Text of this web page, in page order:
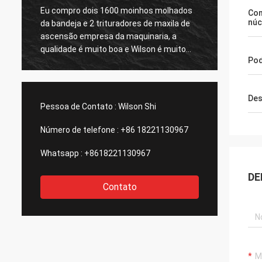
Ascensão a empresa proporcionou-me o
bom serviço da após-venda após ter
comprado sua planta de molho do minério
do ouro, de que é importante para mim,
considerará para comprar a segunda
preço
não
Pessoa de Contato : Wilson Shi
Número de telefone : +86 18221130967
Whatsapp : +8618221130967
Contato